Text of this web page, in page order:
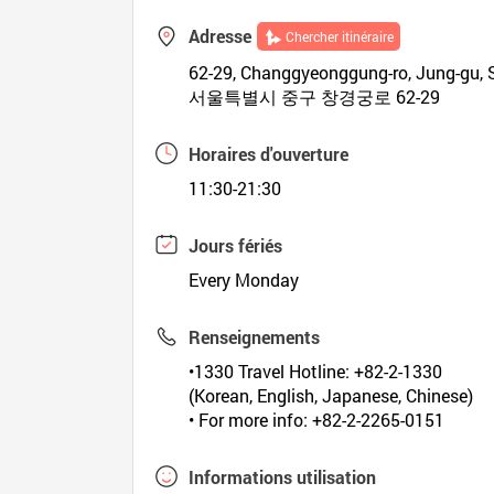
Adresse Chercher itinéraire
62-29, Changgyeonggung-ro, Jung-gu,
서울특별시 중구 창경궁로 62-29
Horaires d'ouverture
11:30-21:30
Jours fériés
Every Monday
Renseignements
•1330 Travel Hotline: +82-2-1330
(Korean, English, Japanese, Chinese)
• For more info: +82-2-2265-0151
Informations utilisation